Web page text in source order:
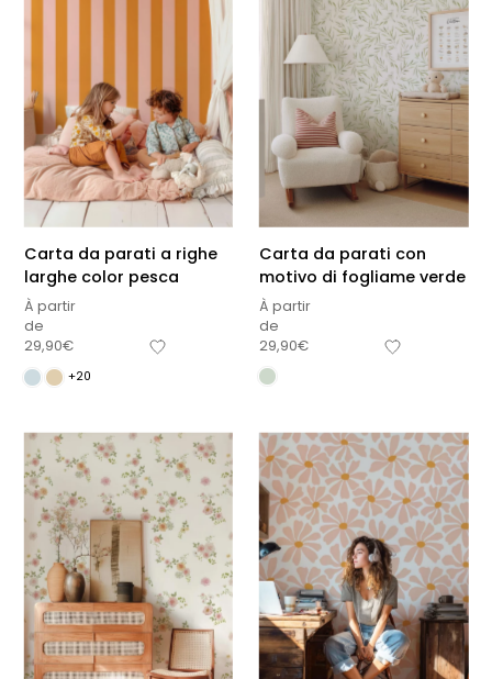
Carta da parati a righe
larghe color pesca
À partir
de
29,90€
+20
Carta da parati con
motivo di fogliame verde
À partir
de
29,90€